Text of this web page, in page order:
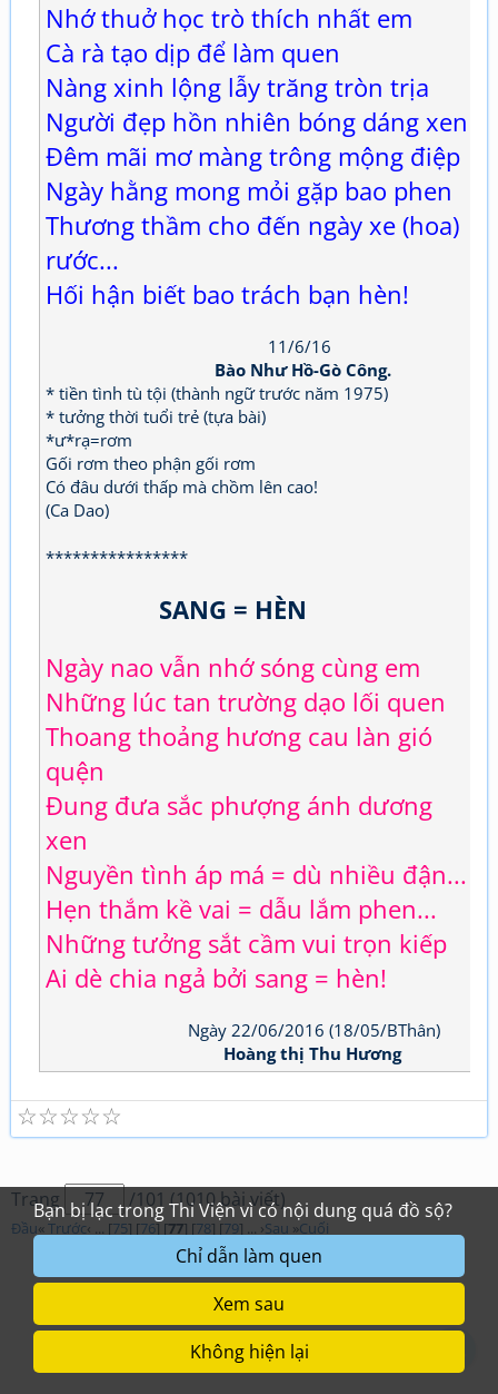
Nhớ thuở học trò thích nhất em
Cà rà tạo dịp để làm quen
Nàng xinh lộng lẫy trăng tròn trịa
Người đẹp hồn nhiên bóng dáng xen
Đêm mãi mơ màng trông mộng điệp
Ngày hằng mong mỏi gặp bao phen
Thương thầm cho đến ngày xe (hoa)
rước...
Hối hận biết bao trách bạn hèn!
11/6/16
Bào Như Hồ-Gò Công.
* tiền tình tù tội (thành ngữ trước năm 1975)
* tưởng thời tuổi trẻ (tựa bài)
*ư*rạ=rơm
Gối rơm theo phận gối rơm
Có đâu dưới thấp mà chồm lên cao!
(Ca Dao)
****************
SANG = HÈN
Ngày nao vẫn nhớ sóng cùng em
Những lúc tan trường dạo lối quen
Thoang thoảng hương cau làn gió
quện
Đung đưa sắc phượng ánh dương
xen
Nguyền tình áp má = dù nhiều đận...
Hẹn thắm kề vai = dẫu lắm phen...
Những tưởng sắt cầm vui trọn kiếp
Ai dè chia ngả bởi sang = hèn!
Ngày 22/06/2016 (18/05/BThân)
Hoàng thị Thu Hương
☆
☆
☆
☆
☆
Trang /101 (1010 bài viết)
Đầu«Trước‹ ... [75] [76] [77] [78] [79] ... ›Sau »Cuối